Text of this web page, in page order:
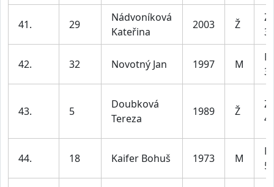
41. 29
Nádvoníková
Kateřina
2003 Ž
42. 32 Novotný Jan 1997 M
43. 5
Doubková
Tereza
1989 Ž
44. 18 Kaifer Bohuš 1973 M